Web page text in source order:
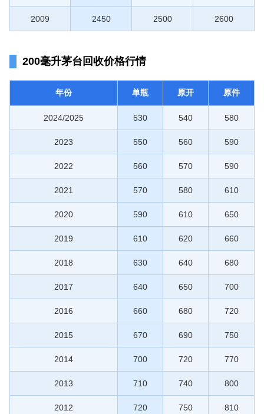
2009 2450 2500 2600
200毫升茅台回收价格行情
年份 单瓶 原开 原件
2024/2025 530 540 580
2023 550 560 590
2022 560 570 590
2021 570 580 610
2020 590 610 650
2019 610 620 660
2018 630 640 680
2017 640 650 700
2016 660 680 720
2015 670 690 750
2014 700 720 770
2013 710 740 800
2012 720 750 810